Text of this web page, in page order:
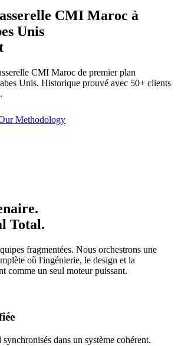
CMI Maroc à
Unis
CMI Maroc de premier plan
Unis. Historique prouvé avec 50+ clients
Methodology
Total.
fragmentées. Nous orchestrons une
où l'ingénierie, le design et la
comme un seul moteur puissant.
dans un système cohérent.